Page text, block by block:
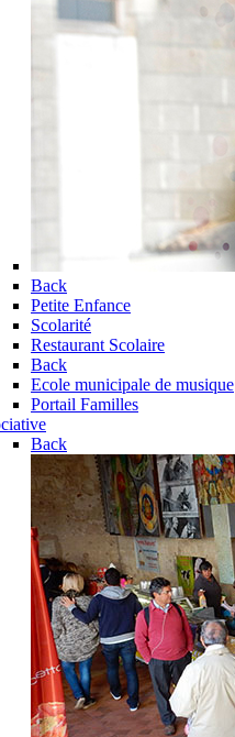
Back
Petite Enfance
Scolarité
Restaurant Scolaire
Back
Ecole municipale de musique
Portail Familles
Back